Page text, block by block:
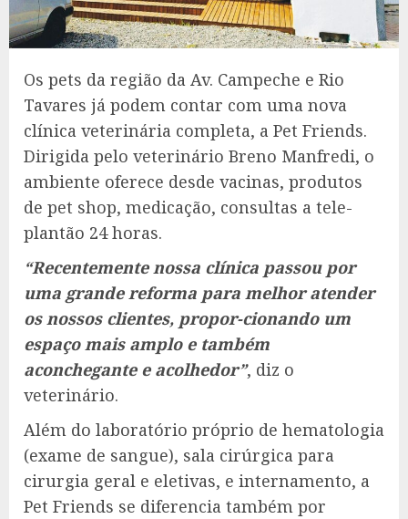
Os pets da região da Av. Campeche e Rio
Tavares já podem contar com uma nova
clínica veterinária completa, a Pet Friends.
Dirigida pelo veterinário Breno Manfredi, o
ambiente oferece desde vacinas, produtos
de pet shop, medicação, consultas a tele-
plantão 24 horas.
“Recentemente nossa clínica passou por
uma grande reforma para melhor atender
os nossos clientes, propor-cionando um
espaço mais amplo e também
aconchegante e acolhedor”, diz o
veterinário.
Além do laboratório próprio de hematologia
(exame de sangue), sala cirúrgica para
cirurgia geral e eletivas, e internamento, a
Pet Friends se diferencia também por